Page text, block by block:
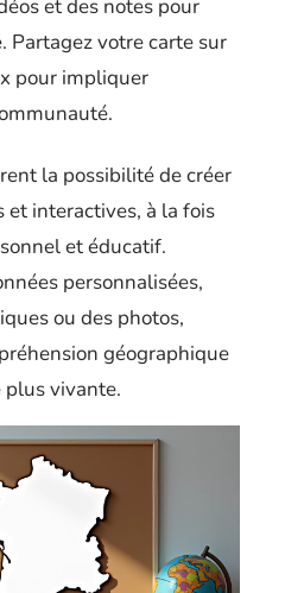
et des notes pour
Partagez votre carte sur
pour impliquer
la possibilité de créer
et interactives, à la fois
et éducatif.
personnalisées,
ou des photos,
géographique
vivante.